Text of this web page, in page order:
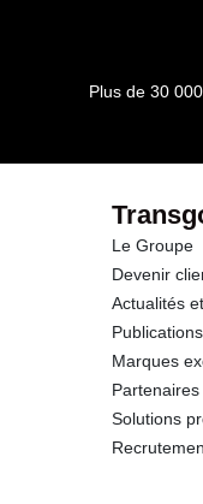
Plus de 30
Le Groupe
Devenir
Actualités
Publications
Marques
Partenaires
Solutions